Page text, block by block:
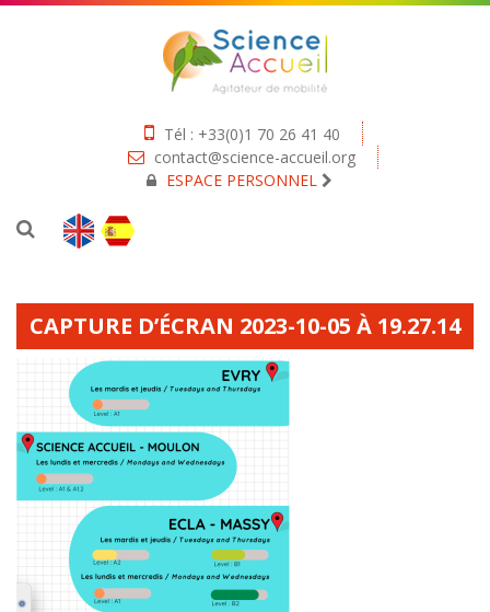
Tél : +33(0)1 70 26 41 40
contact@science-accueil.org
ESPACE PERSONNEL
CAPTURE D’ÉCRAN 2023-10-05 À 19.27.14